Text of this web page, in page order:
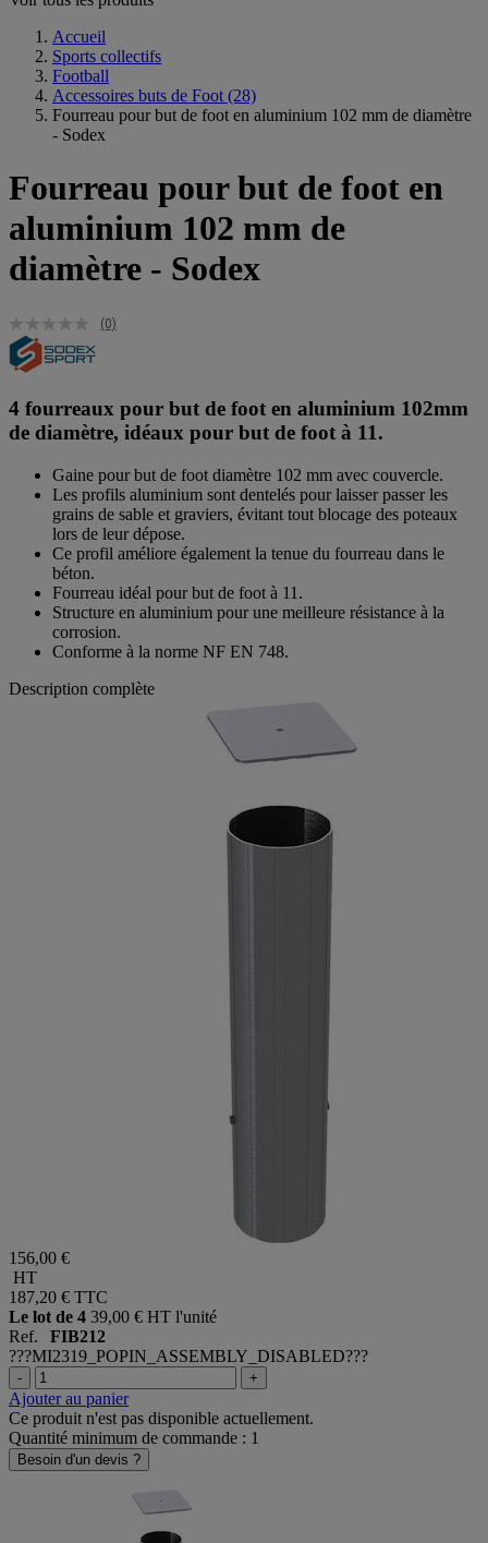
Accueil
Sports collectifs
Football
Accessoires buts de Foot (28)
Fourreau pour but de foot en aluminium 102 mm de diamètre
- Sodex
Fourreau pour but de foot en
aluminium 102 mm de
diamètre - Sodex
(0)
4 fourreaux pour but de foot en aluminium 102mm
de diamètre, idéaux pour but de foot à 11.
Gaine pour but de foot diamètre 102 mm avec couvercle.
Les profils aluminium sont dentelés pour laisser passer les
grains de sable et graviers, évitant tout blocage des poteaux
lors de leur dépose.
Ce profil améliore également la tenue du fourreau dans le
béton.
Fourreau idéal pour but de foot à 11.
Structure en aluminium pour une meilleure résistance à la
corrosion.
Conforme à la norme NF EN 748.
Description complète
156,00 €
HT
187,20 € TTC
Le lot de 4 39,00 € HT l'unité
Ref. FIB212
???MI2319_POPIN_ASSEMBLY_DISABLED???
- +
Ajouter au panier
Ce produit n'est pas disponible actuellement.
Quantité minimum de commande : 1
Besoin d'un devis ?